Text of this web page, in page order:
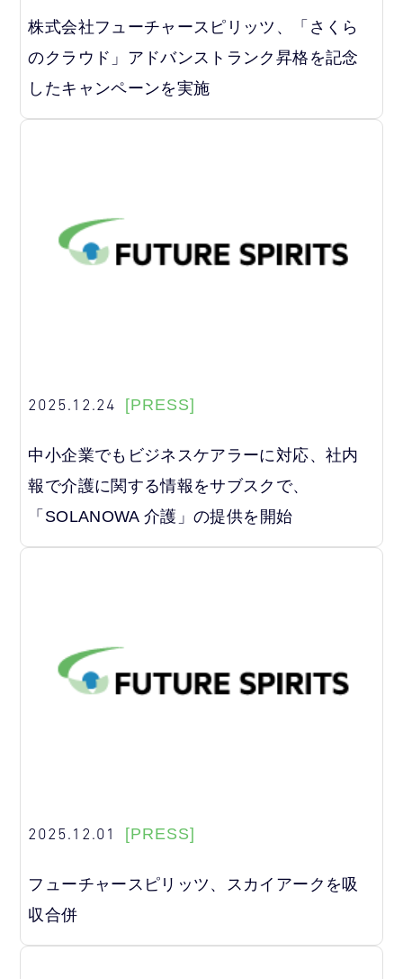
株式会社フューチャースピリッツ、「さくら
のクラウド」アドバンストランク昇格を記念
したキャンペーンを実施
2025.12.24 [PRESS]
中小企業でもビジネスケアラーに対応、社内
報で介護に関する情報をサブスクで、
「SOLANOWA 介護」の提供を開始
2025.12.01 [PRESS]
フューチャースピリッツ、スカイアークを吸
収合併